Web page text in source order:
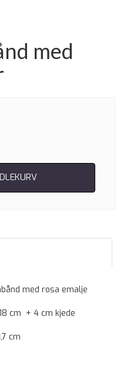
med
med rosa emalje
cm + 4 cm kjede
cm